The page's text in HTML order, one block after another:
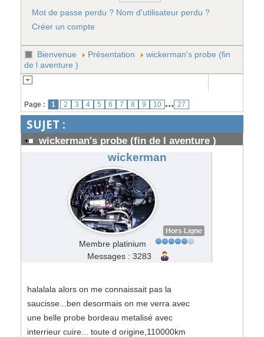
Mot de passe perdu ? Nom d'utilisateur perdu ?
Créer un compte
Bienvenue Présentation
wickerman's probe (fin
de l aventure )
Page : 1 2 3 4 5 6 7 8 9 10 ... 27
SUJET :
wickerman's probe (fin de l aventure )
wickerman
Hors Ligne
Membre platinium
Messages : 3283
halalala alors on me connaissait pas la
saucisse...ben desormais on me verra avec
une belle probe bordeau metalisé avec
interrieur cuire... toute d origine,110000km